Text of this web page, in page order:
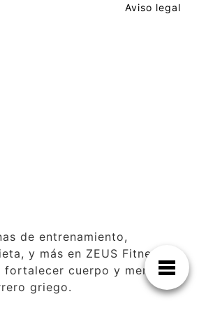
Aviso legal
de entrenamiento,
y más en ZEUS Fitness.
fortalecer cuerpo y mente al
griego.